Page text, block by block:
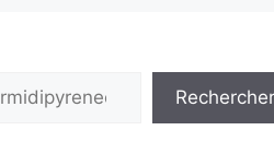
Rechercher